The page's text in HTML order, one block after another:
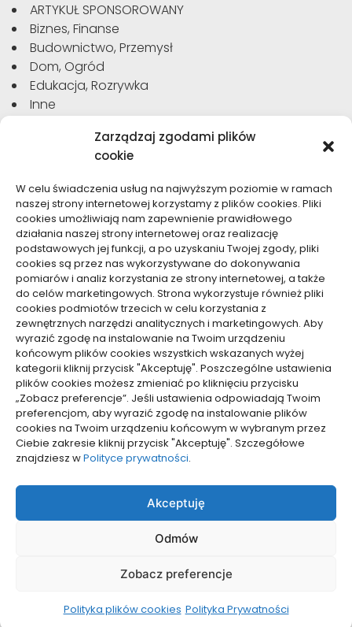
Zarządzaj zgodami plików
cookie
W celu świadczenia usług na najwyższym poziomie w ramach
naszej strony internetowej korzystamy z plików cookies. Pliki
cookies umożliwiają nam zapewnienie prawidłowego
działania naszej strony internetowej oraz realizację
podstawowych jej funkcji, a po uzyskaniu Twojej zgody, pliki
cookies są przez nas wykorzystywane do dokonywania
pomiarów i analiz korzystania ze strony internetowej, a także
do celów marketingowych. Strona wykorzystuje również pliki
cookies podmiotów trzecich w celu korzystania z
zewnętrznych narzędzi analitycznych i marketingowych. Aby
wyrazić zgodę na instalowanie na Twoim urządzeniu
końcowym plików cookies wszystkich wskazanych wyżej
kategorii kliknij przycisk "Akceptuję". Poszczególne ustawienia
plików cookies możesz zmieniać po kliknięciu przycisku
„Zobacz preferencje”. Jeśli ustawienia odpowiadają Twoim
preferencjom, aby wyrazić zgodę na instalowanie plików
cookies na Twoim urządzeniu końcowym w wybranym przez
Ciebie zakresie kliknij przycisk "Akceptuję". Szczegółowe
znajdziesz wPolityce prywatności.
Akceptuję
Odmów
Zobacz preferencje
Polityka plików cookies Polityka Prywatności
ARTYKUŁ SPONSOROWANY
Biznes, Finanse
Budownictwo, Przemysł
Dom, Ogród
Edukacja, Rozrywka
Inne
Motoryzacja, Transport
Sport, Turystyka
Technologie
Usługi
Zdrowie, Medycyna
Dolącz do nas
Lubisz pisać teksty i chciałbyś się podzielić swoją
wiedzą z innymi? Dołącz do nas już teraz. Podziel się
swoją wiedzą z innymi.
Polityka plików cookies (EU)
Polityka prywatności
Wszelkie prawa zastrzeżone